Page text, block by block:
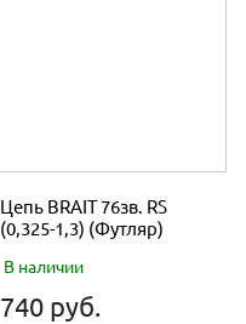
Цепь BRAIT 76зв. RS
(0,325-1,3) (Футляр)
В наличии
740 руб.